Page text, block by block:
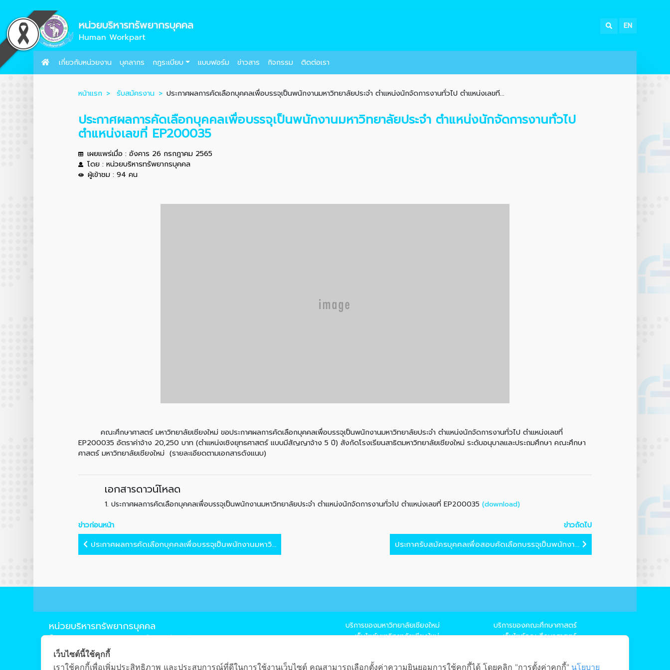
หน่วยบริหารทรัพยากรบุคคล
Human Workpart
EN
เกี่ยวกับหน่วยงาน บุคลากร กฎระเบียบ แบบฟอร์ม ข่าวสาร กิจกรรม ติดต่อเรา
หน้าแรก รับสมัครงาน ประกาศผลการคัดเลือกบุคคลเพื่อบรรจุเป็นพนักงานมหาวิทยาลัยประจำ ตำแหน่งนักจัดการงานทั่วไป ตำแหน่งเลขที...
ประกาศผลการคัดเลือกบุคคลเพื่อบรรจุเป็นพนักงานมหาวิทยาลัยประจำ ตำแหน่งนักจัดการงานทั่วไป
ตำแหน่งเลขที่ EP200035
เผยแพร่เมื่อ : อังคาร 26 กรกฎาคม 2565
โดย : หน่วยบริหารทรัพยากรบุคคล
ผู้เข้าชม : 94 คน
คณะศึกษาศาสตร์ มหาวิทยาลัยเชียงใหม่ ขอประกาศผลการคัดเลือกบุคคลเพื่อบรรจุเป็นพนักงานมหาวิทยาลัยประจำ ตำแหน่งนักจัดการงานทั่วไป ตำแหน่งเลขที่
EP200035 อัตราค่าจ้าง 20,250 บาท (ตำแหน่งเชิงยุทธศาสตร์ แบบมีสัญญาจ้าง 5 ปี) สังกัดโรงเรียนสาธิตมหาวิทยาลัยเชียงใหม่ ระดับอนุบาลและประถมศึกษา คณะศึกษา
ศาสตร์ มหาวิทยาลัยเชียงใหม่ (รายละเอียดตามเอกสารดังแนบ)
เอกสารดาวน์โหลด
1.ประกาศผลการคัดเลือกบุคคลเพื่อบรรจุเป็นพนักงานมหาวิทยาลัยประจำ ตำแหน่งนักจัดการงานทั่วไป ตำแหน่งเลขที่ EP200035 (download)
ข่าวก่อนหน้า
ข่าวถัดไป
ประกาศผลการคัดเลือกบุคคลเพื่อบรรจุเป็นพนักงานมหาวิ...
ประกาศรับสมัครบุคคลเพื่อสอบคัดเลือกบรรจุเป็นพนักงา...
หน่วยบริหารทรัพยากรบุคคล
239 ถ.ห้วยแก้ว ต.สุเทพ อ.เมือง จ.เชียงใหม่ 50200
0-5394-4210
0-5322-1283
บริการของมหาวิทยาลัยเชียงใหม่
→ เว็บไซต์มหาวิทยาลัยเชียงใหม่
บริการของคณะศึกษาศาสตร์
→ เว็บไซต์คณะศึกษาศาสตร์
เว็บไซต์นี้ใช้คุกกี้
เราใช้คุกกี้เพื่อเพิ่มประสิทธิภาพ และประสบการณ์ที่ดีในการใช้งานเว็บไซต์ คุณสามารถเลือกตั้งค่าความยินยอมการใช้คุกกี้ได้ โดยคลิก "การตั้งค่าคุกกี้" นโยบาย